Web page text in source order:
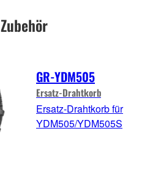
Zubehör
GR-YDM505
Ersatz-Drahtkorb
Ersatz-Drahtkorb für
YDM505/YDM505S